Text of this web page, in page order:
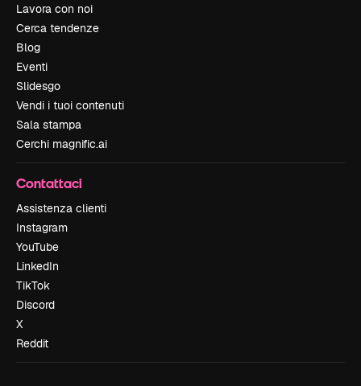
Lavora con noi
Cerca tendenze
Blog
Eventi
Slidesgo
Vendi i tuoi contenuti
Sala stampa
Cerchi magnific.ai
Contattaci
Assistenza clienti
Instagram
YouTube
LinkedIn
TikTok
Discord
X
Reddit